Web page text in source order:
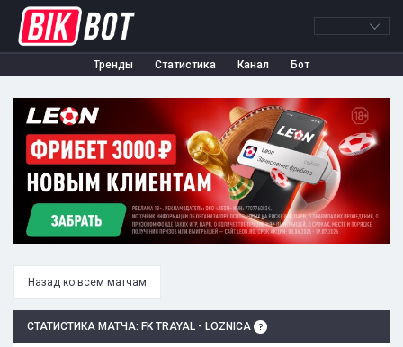
Тренды Статистика Канал Бот
Назад ко всем матчам
СТАТИСТИКА МАТЧА: FK TRAYAL - LOZNICA